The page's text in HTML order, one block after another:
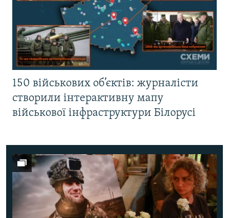
150 військових об’єктів: журналісти
створили інтерактивну мапу
військової інфраструктури Білорусі